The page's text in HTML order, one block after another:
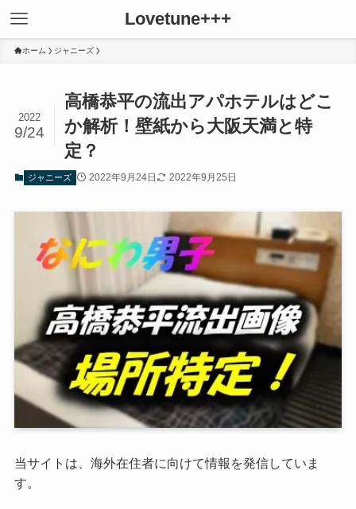
Lovetune+++
ホーム ジャニーズ
高橋恭平の流出アパホテルはどこ
か解析！壁紙から大阪天満と特
定？
2022
9/24
ジャニーズ 2022年9月24日 2022年9月25日
当サイトは、海外在住者に向けて情報を発信していま
す。